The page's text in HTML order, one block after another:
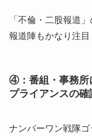
「不倫・二股報道
報道陣もかなり注目
④：番組・事務所
プライアンスの確
ナンバーワン戦隊